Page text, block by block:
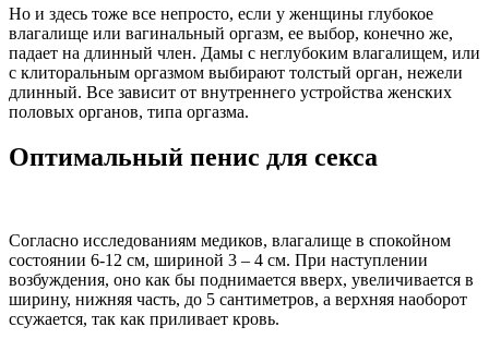
Но и здесь тоже все непросто, если у женщины глубокое
влагалище или вагинальный оргазм, ее выбор, конечно же,
падает на длинный член. Дамы с неглубоким влагалищем, или
с клиторальным оргазмом выбирают толстый орган, нежели
длинный. Все зависит от внутреннего устройства женских
половых органов, типа оргазма.
Оптимальный пенис для секса
Согласно исследованиям медиков, влагалище в спокойном
состоянии 6-12 см, шириной 3 – 4 см. При наступлении
возбуждения, оно как бы поднимается вверх, увеличивается в
ширину, нижняя часть, до 5 сантиметров, а верхняя наоборот
ссужается, так как приливает кровь.